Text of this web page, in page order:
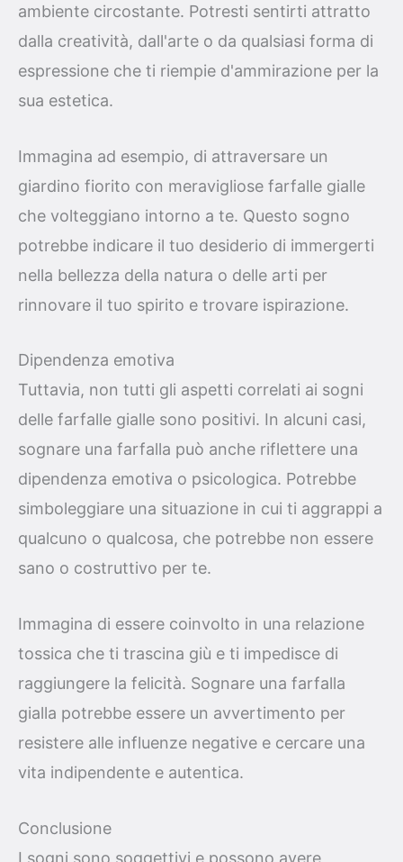
ambiente circostante. Potresti sentirti attratto
dalla creatività, dall'arte o da qualsiasi forma di
espressione che ti riempie d'ammirazione per la
sua estetica.
Immagina ad esempio, di attraversare un
giardino fiorito con meravigliose farfalle gialle
che volteggiano intorno a te. Questo sogno
potrebbe indicare il tuo desiderio di immergerti
nella bellezza della natura o delle arti per
rinnovare il tuo spirito e trovare ispirazione.
Dipendenza emotiva
Tuttavia, non tutti gli aspetti correlati ai sogni
delle farfalle gialle sono positivi. In alcuni casi,
sognare una farfalla può anche riflettere una
dipendenza emotiva o psicologica. Potrebbe
simboleggiare una situazione in cui ti aggrappi a
qualcuno o qualcosa, che potrebbe non essere
sano o costruttivo per te.
Immagina di essere coinvolto in una relazione
tossica che ti trascina giù e ti impedisce di
raggiungere la felicità. Sognare una farfalla
gialla potrebbe essere un avvertimento per
resistere alle influenze negative e cercare una
vita indipendente e autentica.
Conclusione
I sogni sono soggettivi e possono avere